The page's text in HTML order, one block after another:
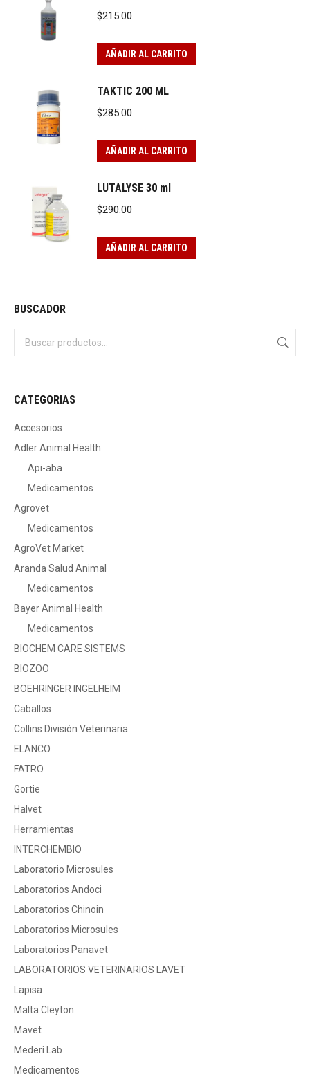
$215.00
AÑADIR AL CARRITO
TAKTIC 200 ML
$285.00
AÑADIR AL CARRITO
LUTALYSE 30 ml
$290.00
AÑADIR AL CARRITO
BUSCADOR
CATEGORIAS
Accesorios
Adler Animal Health
Api-aba
Medicamentos
Agrovet
Medicamentos
AgroVet Market
Aranda Salud Animal
Medicamentos
Bayer Animal Health
Medicamentos
BIOCHEM CARE SISTEMS
BIOZOO
BOEHRINGER INGELHEIM
Caballos
Collins División Veterinaria
ELANCO
FATRO
Gortie
Halvet
Herramientas
INTERCHEMBIO
Laboratorio Microsules
Laboratorios Andoci
Laboratorios Chinoin
Laboratorios Microsules
Laboratorios Panavet
LABORATORIOS VETERINARIOS LAVET
Lapisa
Malta Cleyton
Mavet
Mederi Lab
Medicamentos